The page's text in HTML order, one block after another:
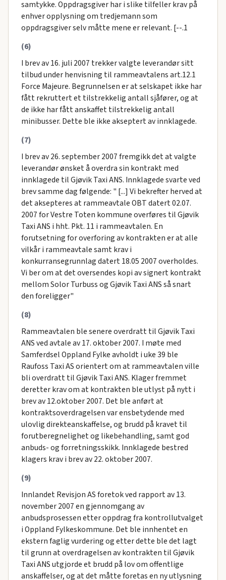
samtykke. Oppdragsgiver har i slike tilfeller krav på
enhver opplysning om tredjemann som
oppdragsgiver selv måtte mene er relevant. [--.1
(6)
I brev av 16. juli 2007 trekker valgte leverandør sitt
tilbud under henvisning til rammeavtalens art.12.1
Force Majeure. Begrunnelsen er at selskapet ikke har
fått rekruttert et tilstrekkelig antall sjåfører, og at
de ikke har fått anskaffet tilstrekkelig antall
minibusser. Dette ble ikke akseptert av innklagede.
(7)
I brev av 26. september 2007 fremgikk det at valgte
leverandør ønsket å overdra sin kontrakt med
innklagede til Gjøvik Taxi ANS. Innklagede svarte ved
brev samme dag følgende: " [...] Vi bekrefter herved at
det aksepteres at rammeavtale OBT datert 02.07.
2007 for Vestre Toten kommune overføres til Gjøvik
Taxi ANS i hht. Pkt. 11 i rammeavtalen. En
forutsetning for overforing av kontrakten er at alle
vilkår i rammeavtale samt krav i
konkurransegrunnlag datert 18.05 2007 overholdes.
Vi ber om at det oversendes kopi av signert kontrakt
mellom Solor Turbuss og Gjøvik Taxi ANS så snart
den foreligger"
(8)
Rammeavtalen ble senere overdratt til Gjøvik Taxi
ANS ved avtale av 17. oktober 2007. I møte med
Samferdsel Oppland Fylke avholdt i uke 39 ble
Raufoss Taxi AS orientert om at rammeavtalen ville
bli overdratt til Gjøvik Taxi ANS. Klager fremmet
deretter krav om at kontrakten ble utlyst på nytt i
brev av 12.oktober 2007. Det ble anført at
kontraktsoverdragelsen var ensbetydende med
ulovlig direkteanskaffelse, og brudd på kravet til
forutberegnelighet og likebehandling, samt god
anbuds- og forretningsskikk. Innklagede bestred
klagers krav i brev av 22. oktober 2007.
(9)
Innlandet Revisjon AS foretok ved rapport av 13.
november 2007 en gjennomgang av
anbudsprosessen etter oppdrag fra kontrollutvalget
i Oppland Fylkeskommune. Det ble innhentet en
ekstern faglig vurdering og etter dette ble det lagt
til grunn at overdragelsen av kontrakten til Gjøvik
Taxi ANS utgjorde et brudd på lov om offentlige
anskaffelser, og at det måtte foretas en ny utlysning